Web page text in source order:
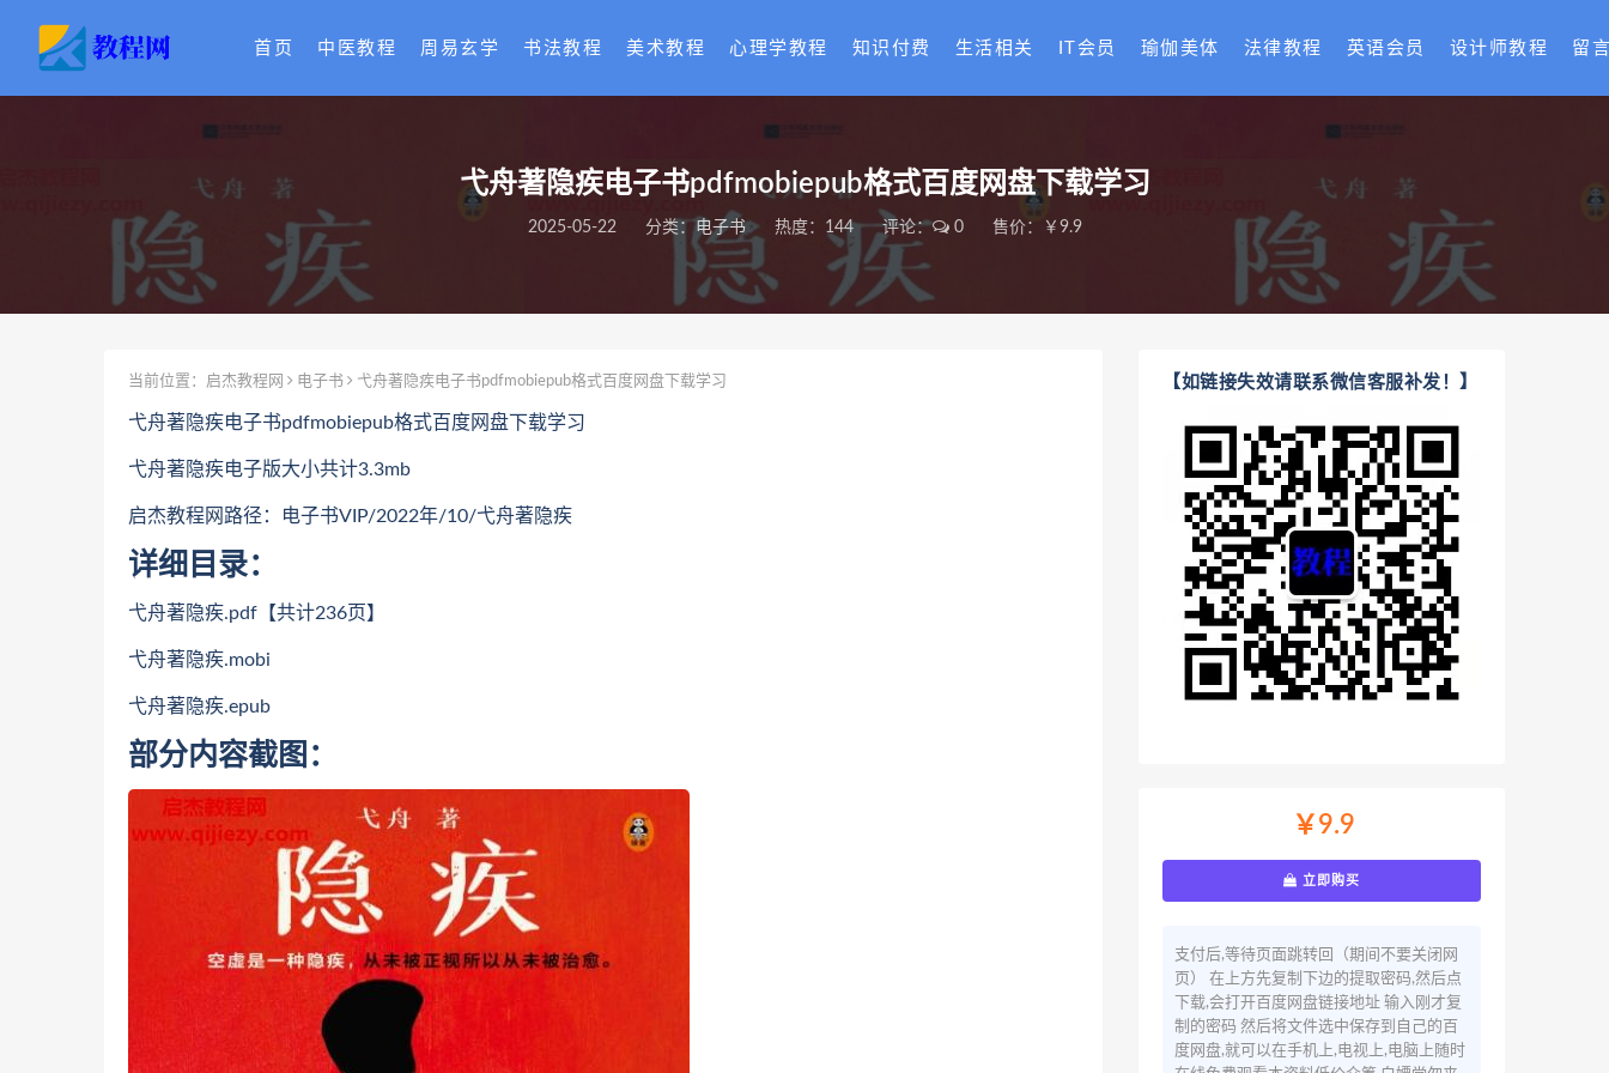
首页 中医教程 周易玄学 书法教程 美术教程 心理学教程 知识付费 生活相关 IT会员 瑜伽美体 法律教程 英语会员 设计师教程 留
弋舟著隐疾电子书pdfmobiepub格式百度网盘下载学习
2025-05-22 分类： 电子书 热度：144 评论： 0 售价：￥9.9
当前位置： 启杰教程网 电子书 弋舟著隐疾电子书pdfmobiepub格式百度网盘下载学习
弋舟著隐疾电子书pdfmobiepub格式百度网盘下载学习
弋舟著隐疾电子版大小共计3.3mb
启杰教程网路径：电子书VIP/2022年/10/弋舟著隐疾
详细目录：
弋舟著隐疾.pdf【共计236页】
弋舟著隐疾.mobi
弋舟著隐疾.epub
部分内容截图：
【如链接失效请联系微信客服补发！】
￥9.9
立即购买
支付后,等待页面跳转回（期间不要关闭网
页） 在上方先复制下边的提取密码,然后点
下载,会打开百度网盘链接地址 输入刚才复
制的密码 然后将文件选中保存到自己的百
度网盘,就可以在手机上,电视上,电脑上随时